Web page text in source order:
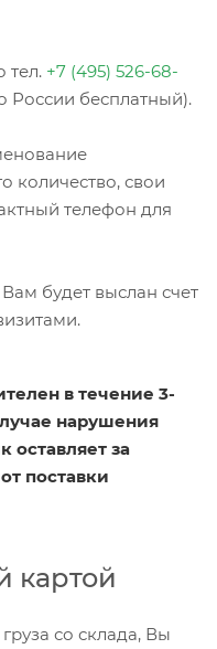
тел. +7 (495) 526-68-
России бесплатный).
количество, свои
телефон для
будет выслан счет
в течение 3-
нарушения
оставляет за
поставки
картой
со склада, Вы